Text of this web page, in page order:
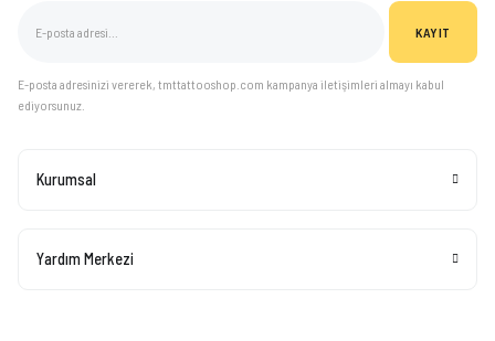
Kurumsal
Yardım Merkezi
KAYIT
E-posta adresinizi vererek, tmttattooshop.com kampanya iletişimleri almayı kabul
ediyorsunuz.